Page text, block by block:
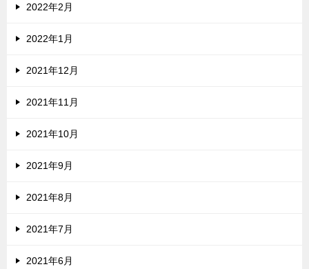
2022年2月
2022年1月
2021年12月
2021年11月
2021年10月
2021年9月
2021年8月
2021年7月
2021年6月